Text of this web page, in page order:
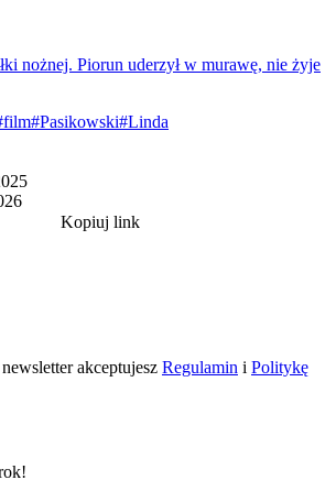
nożnej. Piorun uderzył w murawę, nie żyje
#Pasikowski#Linda
Kopiuj link
akceptujesz Regulamin i Politykę